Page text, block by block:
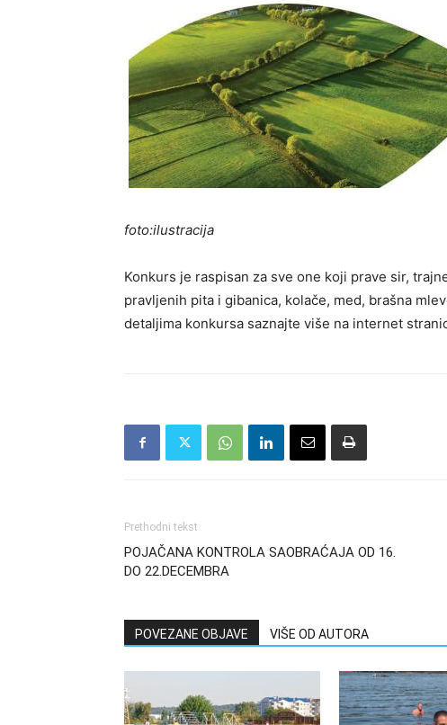
foto:ilustracija
Konkurs je raspisan za sve one koji prave sir,
pravljenih pita i gibanica, kolače, med, brašna
detaljima konkursa saznajte više na internet
Prethodni tekst
POJAČANA KONTROLA SAOBRAĆAJA OD 16.
DO 22.DECEMBRA
POVEZANE OBJAVE VIŠE OD AUTORA